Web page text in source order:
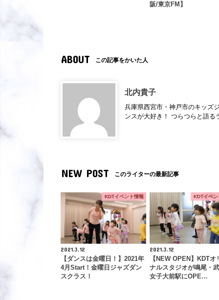
阪/東京FM】
ABOUT この記事をかいた人
北内貴子
兵庫県西宮市・神戸市のキッズ
ンスが大好き！ つらつらと語る
NEW POST このライターの最新記事
KDTイベント情報
2021.3.12
【ダンスは金曜日！】2021年
4月Start！金曜日ジャズダン
スクラス！
KDTイベン
2021.3.12
【NEW OPEN】KDTオ
ナルスタジオが鳴尾・武
女子大前駅にOPE…